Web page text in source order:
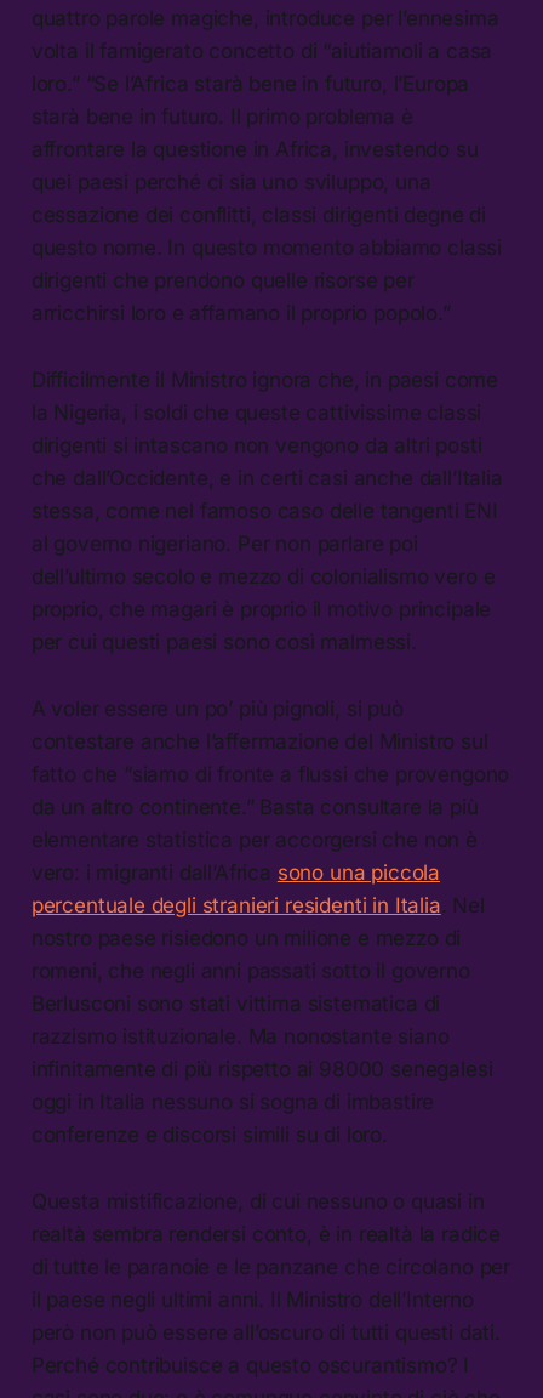
quattro parole magiche, introduce per l’ennesima
volta il famigerato concetto di “aiutiamoli a casa
loro.” “Se l’Africa starà bene in futuro, l’Europa
starà bene in futuro. Il primo problema è
affrontare la questione in Africa, investendo su
quei paesi perché ci sia uno sviluppo, una
cessazione dei conflitti, classi dirigenti degne di
questo nome. In questo momento abbiamo classi
dirigenti che prendono quelle risorse per
arricchirsi loro e affamano il proprio popolo.”
Difficilmente il Ministro ignora che, in paesi come
la Nigeria, i soldi che queste cattivissime classi
dirigenti si intascano non vengono da altri posti
che dall’Occidente, e in certi casi anche dall’Italia
stessa, come nel famoso caso delle tangenti ENI
al governo nigeriano. Per non parlare poi
dell’ultimo secolo e mezzo di colonialismo vero e
proprio, che magari è proprio il motivo principale
per cui questi paesi sono così malmessi.
A voler essere un po’ più pignoli, si può
contestare anche l’affermazione del Ministro sul
fatto che “siamo di fronte a flussi che provengono
da un altro continente.” Basta consultare la più
elementare statistica per accorgersi che non è
vero: i migranti dall’Africa sono una piccola
percentuale degli stranieri residenti in Italia. Nel
nostro paese risiedono un milione e mezzo di
romeni, che negli anni passati sotto il governo
Berlusconi sono stati vittima sistematica di
razzismo istituzionale. Ma nonostante siano
infinitamente di più rispetto ai 98000 senegalesi
oggi in Italia nessuno si sogna di imbastire
conferenze e discorsi simili su di loro.
Questa mistificazione, di cui nessuno o quasi in
realtà sembra rendersi conto, è in realtà la radice
di tutte le paranoie e le panzane che circolano per
il paese negli ultimi anni. Il Ministro dell’Interno
però non può essere all’oscuro di tutti questi dati.
Perché contribuisce a questo oscurantismo? I